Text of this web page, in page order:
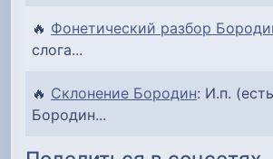
🔥 Фонетический разбор
слога...
🔥 Склонение Бородин: И.п.
Бородин...